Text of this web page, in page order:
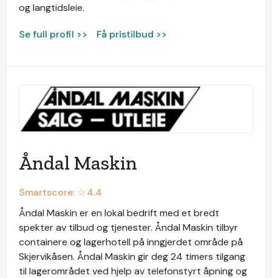
og langtidsleie.
Se full profil >> Få pristilbud >>
Åndal Maskin
Smartscore: ☆4.4
Åndal Maskin er en lokal bedrift med et bredt
spekter av tilbud og tjenester. Åndal Maskin tilbyr
containere og lagerhotell på inngjerdet område på
Skjervikåsen. Åndal Maskin gir deg 24 timers tilgang
til lagerområdet ved hjelp av telefonstyrt åpning og